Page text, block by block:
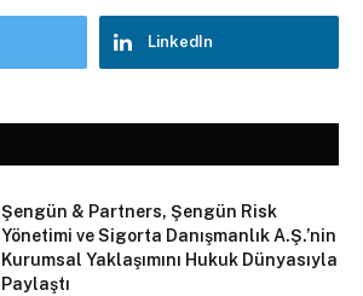
LinkedIn
Şengün & Partners, Şengün Risk
Yönetimi ve Sigorta Danışmanlık A.Ş.’nin
Kurumsal Yaklaşımını Hukuk Dünyasıyla
Paylaştı